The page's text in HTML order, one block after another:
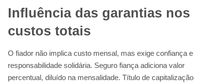
Influência das garantias nos
custos totais
O fiador não implica custo mensal, mas exige confiança e
responsabilidade solidária. Seguro fiança adiciona valor
percentual, diluído na mensalidade. Título de capitalização